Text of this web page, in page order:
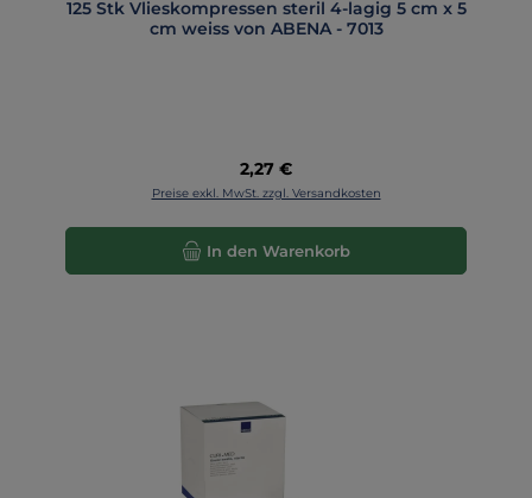
125 Stk Vlieskompressen steril 4-lagig 5 cm x 5
cm weiss von ABENA - 7013
Regulärer Preis:
2,27 €
Preise exkl. MwSt. zzgl. Versandkosten
In den Warenkorb